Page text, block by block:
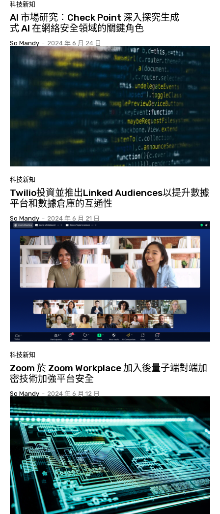
科技新知
AI 市場研究：Check Point 深入探究生成
式 AI 在網絡安全領域的關鍵角色
So Mandy - 2024 年 6 月 24 日
科技新知
Twilio投資並推出Linked Audiences以提升數據
平台和數據倉庫的互通性
So Mandy - 2024 年 6 月 21 日
科技新知
Zoom 於 Zoom Workplace 加入後量子端對端加
密技術加強平台安全
So Mandy - 2024 年 6 月 12 日